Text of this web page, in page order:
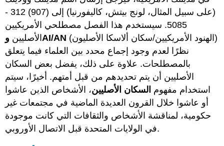
(على سبيل المثال، لونج بيتش، كاليفورنيا) إلى (907) 312 -
5085. سيستخدم هذا الفصل مصطلحي الأمريكيين
الأصليينوAI/AN (الهنود الأمريكيين/سكان ألاسكا الأصليون)
نظرًا لعدم وجود إجماع محدد بين العلماء فيما يتعلق
بالمصطلحات. علاوة على ذلك، يفضل بعض السكان
الأصليين أن يتم تحديدهم من قبل أمتهم. أخيرًا، سيتم
استخدام مفهوم السكان الأصليين، الأشخاص الذين عاشوا
أو عاشوا خلال القرون العديدة الماضية في مجتمعات غير
حكومية، لمناقشة الأشخاص والثقافات التي كانت موجودة
في الولايات المتحدة قبل الاتصال الأوروبي.